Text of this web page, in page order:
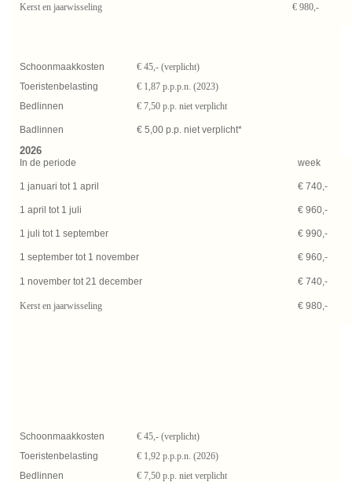
Kerst en jaarwisseling € 980,-
Schoonmaakkosten
€ 45,- (verplicht)
Toeristenbelasting
€ 1,87 p.p.p.n. (2023)
Bedlinnen
Badlinnen
€ 7,50 p.p. niet verplicht
€ 5,00 p.p. niet verplicht*
2026
In de periode week
1 januari tot 1 april € 740,-
1 april tot 1 juli € 960,-
1 juli tot 1 september € 990,-
1 september tot 1 november € 960,-
1 november tot 21 december € 740,-
Kerst en jaarwisseling € 980,-
Schoonmaakkosten
€ 45,- (verplicht)
Toeristenbelasting
€ 1,92 p.p.p.n. (2026)
Bedlinnen
€ 7,50 p.p. niet verplicht